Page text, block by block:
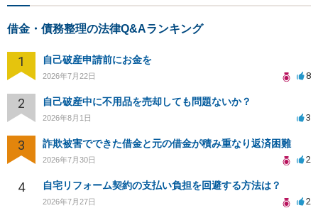
借金・債務整理の法律Q&Aランキング
1 自己破産申請前にお金を
2026年7月22日 8
2 自己破産中に不用品を売却しても問題ないか？
2026年8月1日 3
3 詐欺被害でできた借金と元の借金が積み重なり返済困難
2026年7月30日 2
4 自宅リフォーム契約の支払い負担を回避する方法は？
2026年7月27日 2